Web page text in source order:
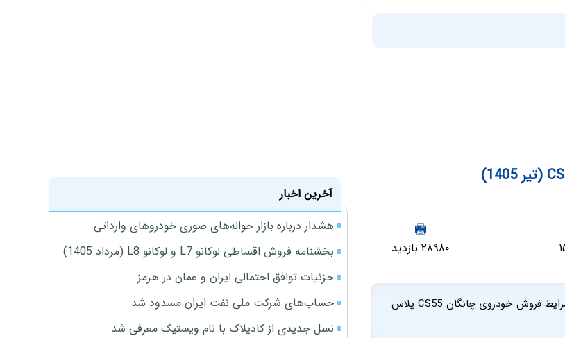
۲۸۹۸۰ بازدید
به اطلاع نمایندگیها بازاریابی و فروش و متقاضیان محترم می رساند، شرایط فروش خودروی چانگان CS55 پلاس
آخرین اخبار
هشدار درباره بازار حواله‌های صوری خودروهای وارداتی
بخشنامه فروش اقساطی لوکانو L7 و لوکانو L8 (مرداد 1405)
جزئیات توافق احتمالی ایران و عمان در هرمز
حساب‌های شرکت ملی نفت ایران مسدود شد
نسل جدیدی از کادیلاک با نام ویستیک معرفی شد